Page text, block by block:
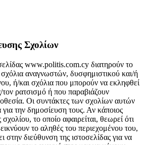
Σχολίων
www.politis.com.cy διατηρούν το
αναγνωστών, δυσφημιστικού και/ή
ή/και σχόλια που μπορούν να εκληφθεί
τον ρατσισμό ή που παραβιάζουν
Οι συντάκτες των σχολίων αυτών
την δημοσίευση τους. Αν κάποιος
το οποίο αφαιρείται, θεωρεί ότι
το αληθές του περιεχομένου του,
στην διεύθυνση της ιστοσελίδας για να